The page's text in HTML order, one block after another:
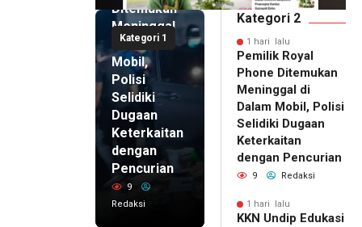
Kategori 1
Ditemukan
Meninggal
di Dalam
Mobil,
Polisi
Selidiki
Dugaan
Keterkaitan
dengan
Pencurian
9
Redaksi
Kategori 2
1 hari lalu
Pemilik Royal
Phone Ditemukan
Meninggal di
Dalam Mobil, Polisi
Selidiki Dugaan
Keterkaitan
dengan Pencurian
9 Redaksi
1 hari lalu
KKN Undip Edukasi